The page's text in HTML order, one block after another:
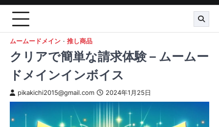
ムームードメイン 推し商品
クリアで簡単な請求体験 – ムームー
ドメインインボイス
pikakichi2015@gmail.com 2024年1月25日